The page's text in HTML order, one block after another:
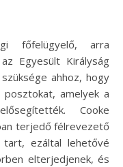
Egyesült Királyság
ahhoz, hogy
posztokat, amelyek a
Cooke
terjedő félrevezető
tart, ezáltal lehetővé
elterjedjenek, és